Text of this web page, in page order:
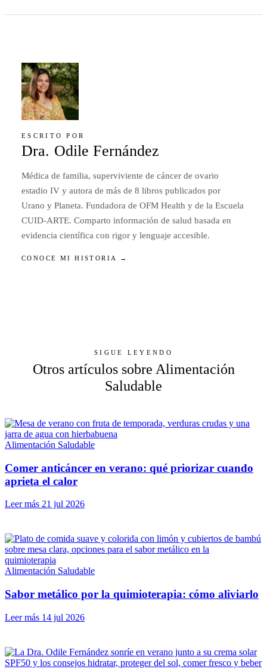
ESCRITO POR
Dra. Odile Fernández
Médica de familia, superviviente de cáncer de ovario
estadio IV y autora de más de 8 libros publicados por
Urano y Planeta. Fundadora de OFM Health y de la Escuela
CUID-ARTE. Comparto información de salud basada en
evidencia científica con rigor y lenguaje accesible.
CONOCE MI HISTORIA →
SIGUE LEYENDO
Otros artículos sobre Alimentación
Saludable
Alimentación Saludable
Comer anticáncer en verano: qué priorizar cuando
aprieta el calor
Leer más 21 jul 2026
Alimentación Saludable
Sabor metálico por la quimioterapia: cómo aliviarlo
Leer más 14 jul 2026